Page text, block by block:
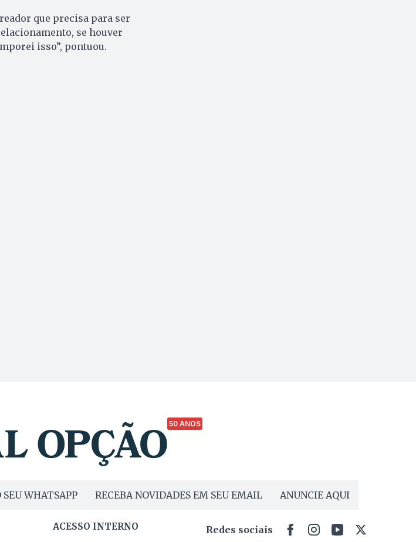
que precisa para ser
se houver
isso”, pontuou.
50 ANOS
WHATSAPP RECEBA NOVIDADES EM SEU EMAIL ANUNCIE AQUI
ACESSO INTERNO Redes sociais